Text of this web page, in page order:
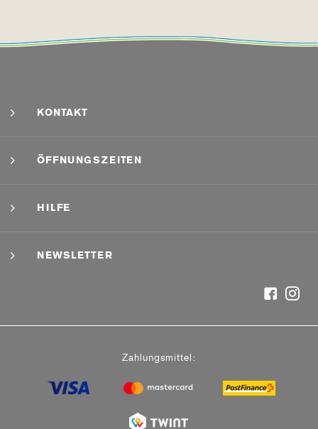
KONTAKT
ÖFFNUNGSZEITEN
HILFE
NEWSLETTER
Zahlungsmittel: